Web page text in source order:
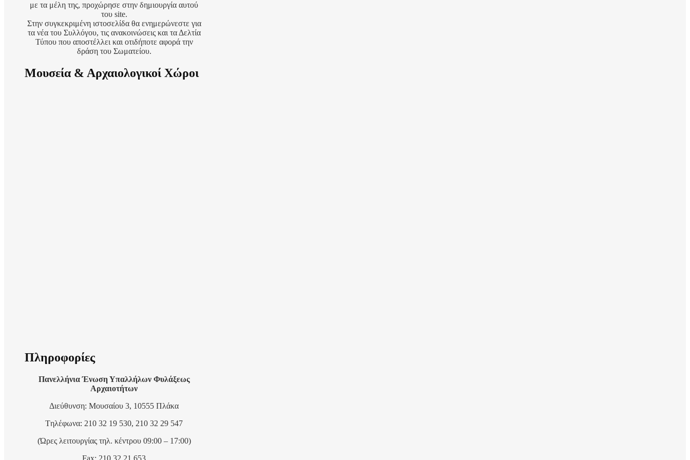
με τα μέλη της, προχώρησε στην δημιουργία αυτού
του site.
Στην συγκεκριμένη ιστοσελίδα θα ενημερώνεστε για
τα νέα του Συλλόγου, τις ανακοινώσεις και τα Δελτία
Τύπου που αποστέλλει και οτιδήποτε αφορά την
δράση του Σωματείου.
Μουσεία & Αρχαιολογικοί Χώροι
Πληροφορίες
Πανελλήνια Ένωση Υπαλλήλων Φυλάξεως
Αρχαιοτήτων
Διεύθυνση: Μουσαίου 3, 10555 Πλάκα
Tηλέφωνα: 210 32 19 530, 210 32 29 547
(Ώρες λειτουργίας τηλ. κέντρου 09:00 – 17:00)